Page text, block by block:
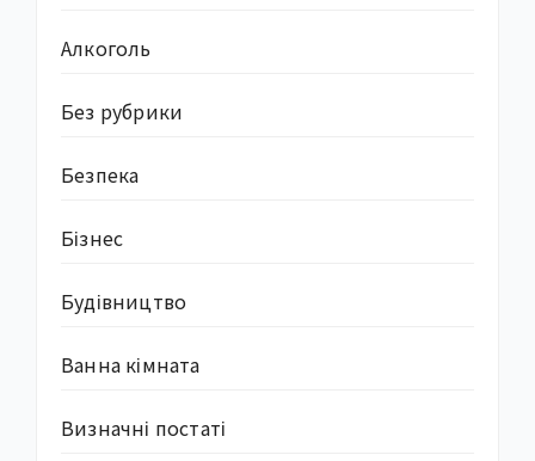
Алкоголь
Без рубрики
Безпека
Бізнес
Будівництво
Ванна кімната
Визначні постаті